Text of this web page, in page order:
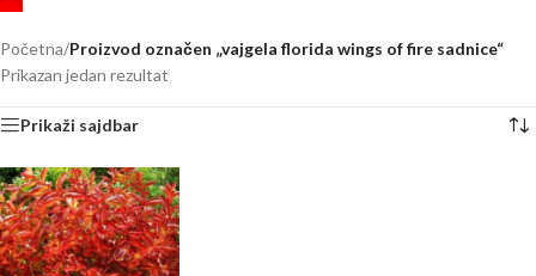
Početna/Proizvod označen „vajgela florida wings of fire sadnice“
Prikazan jedan rezultat
Prikaži sajdbar